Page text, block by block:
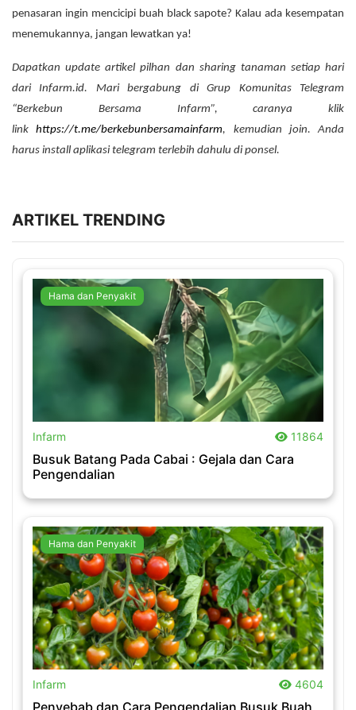
penasaran ingin mencicipi buah black sapote? Kalau ada kesempatan
menemukannya, jangan lewatkan ya!
Dapatkan update artikel pilhan dan sharing tanaman setiap hari
dari Infarm.id. Mari bergabung di Grup Komunitas Telegram
“Berkebun Bersama Infarm”, caranya klik
linkhttps://t.me/berkebunbersamainfarm, kemudian join. Anda
harus install aplikasi telegram terlebih dahulu di ponsel.
ARTIKEL TRENDING
Hama dan Penyakit
Infarm 11864
Busuk Batang Pada Cabai : Gejala dan Cara
Pengendalian
Hama dan Penyakit
Infarm 4604
Penyebab dan Cara Pengendalian Busuk Buah